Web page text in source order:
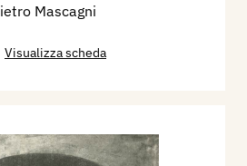
Mascagni
Visualizza scheda